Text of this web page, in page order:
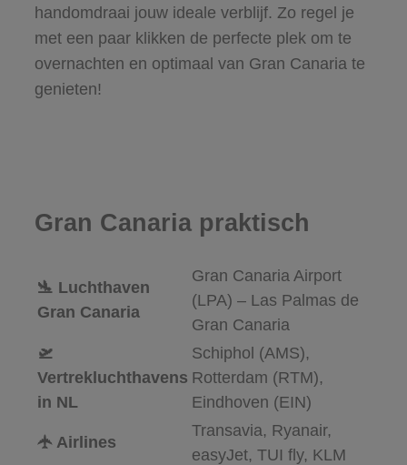
handomdraai jouw ideale verblijf. Zo regel je
met een paar klikken de perfecte plek om te
overnachten en optimaal van Gran Canaria te
genieten!
Gran Canaria praktisch
🛬 Luchthaven
Gran Canaria
Gran Canaria Airport
(LPA) – Las Palmas de
Gran Canaria
🛫
Vertrekluchthavens
in NL
Schiphol (AMS),
Rotterdam (RTM),
Eindhoven (EIN)
🛧 Airlines
Transavia, Ryanair,
easyJet, TUI fly, KLM